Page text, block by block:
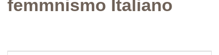
femmnismo Italiano